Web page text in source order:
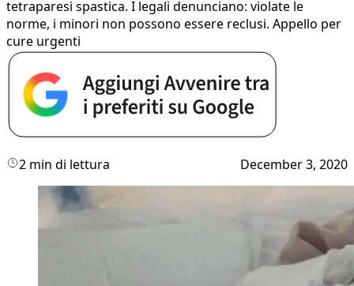
tetraparesi spastica. I legali denunciano: violate le
norme, i minori non possono essere reclusi. Appello per
cure urgenti
2 min di lettura December 3, 2020